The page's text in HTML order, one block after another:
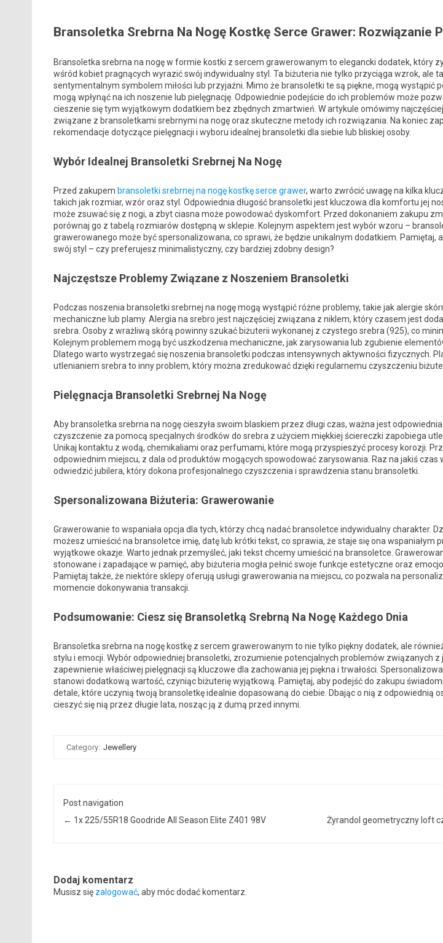
Bransoletka Srebrna Na Nogę Kostkę Serce Grawer: Rozwiązanie
Bransoletka srebrna na nogę w formie kostki z sercem grawerowanym to elegancki dodatek, który
wśród kobiet pragnących wyrazić swój indywidualny styl. Ta biżuteria nie tylko przyciąga wzrok, ale
sentymentalnym symbolem miłości lub przyjaźni. Mimo że bransoletki te są piękne, mogą wystąpić
mogą wpłynąć na ich noszenie lub pielęgnację. Odpowiednie podejście do ich problemów może
cieszenie się tym wyjątkowym dodatkiem bez zbędnych zmartwień. W artykule omówimy
związane z bransoletkami srebrnymi na nogę oraz skuteczne metody ich rozwiązania. Na koniec
rekomendacje dotyczące pielęgnacji i wyboru idealnej bransoletki dla siebie lub bliskiej osoby.
Wybór Idealnej Bransoletki Srebrnej Na Nogę
Przed zakupem bransoletki srebrnej na nogę kostkę serce grawer, warto zwrócić uwagę na kilka
takich jak rozmiar, wzór oraz styl. Odpowiednia długość bransoletki jest kluczowa dla komfortu jej
może zsuwać się z nogi, a zbyt ciasna może powodować dyskomfort. Przed dokonaniem zakupu
porównaj go z tabelą rozmiarów dostępną w sklepie. Kolejnym aspektem jest wybór wzoru –
grawerowanego może być spersonalizowana, co sprawi, że będzie unikalnym dodatkiem. Pamiętaj,
swój styl – czy preferujesz minimalistyczny, czy bardziej zdobny design?
Najczęstsze Problemy Związane z Noszeniem Bransoletki
Podczas noszenia bransoletki srebrnej na nogę mogą wystąpić różne problemy, takie jak alergie
mechaniczne lub plamy. Alergia na srebro jest najczęściej związana z niklem, który czasem jest
srebra. Osoby z wrażliwą skórą powinny szukać biżuterii wykonanej z czystego srebra (925), co
Kolejnym problemem mogą być uszkodzenia mechaniczne, jak zarysowania lub zgubienie
Dlatego warto wystrzegać się noszenia bransoletki podczas intensywnych aktywności fizycznych.
utlenianiem srebra to inny problem, który można zredukować dzięki regularnemu czyszczeniu
Pielęgnacja Bransoletki Srebrnej Na Nogę
Aby bransoletka srebrna na nogę cieszyła swoim blaskiem przez długi czas, ważna jest
czyszczenie za pomocą specjalnych środków do srebra z użyciem miękkiej ściereczki zapobiega
Unikaj kontaktu z wodą, chemikaliami oraz perfumami, które mogą przyspieszyć procesy korozji.
odpowiednim miejscu, z dala od produktów mogących spowodować zarysowania. Raz na jakiś czas
odwiedzić jubilera, który dokona profesjonalnego czyszczenia i sprawdzenia stanu bransoletki.
Spersonalizowana Biżuteria: Grawerowanie
Grawerowanie to wspaniała opcja dla tych, którzy chcą nadać bransoletce indywidualny charakter.
możesz umieścić na bransoletce imię, datę lub krótki tekst, co sprawia, że staje się ona wspaniałym
wyjątkowe okazje. Warto jednak przemyśleć, jaki tekst chcemy umieścić na bransoletce.
stonowane i zapadające w pamięć, aby biżuteria mogła pełnić swoje funkcje estetyczne oraz
Pamiętaj także, że niektóre sklepy oferują usługi grawerowania na miejscu, co pozwala na
momencie dokonywania transakcji.
Podsumowanie: Ciesz się Bransoletką Srebrną Na Nogę Każdego Dnia
Bransoletka srebrna na nogę kostkę z sercem grawerowanym to nie tylko piękny dodatek, ale
stylu i emocji. Wybór odpowiedniej bransoletki, zrozumienie potencjalnych problemów związanych z
zapewnienie właściwej pielęgnacji są kluczowe dla zachowania jej piękna i trwałości.
stanowi dodatkową wartość, czyniąc biżuterię wyjątkową. Pamiętaj, aby podejść do zakupu
detale, które uczynią twoją bransoletkę idealnie dopasowaną do ciebie. Dbając o nią z odpowiednią
cieszyć się nią przez długie lata, nosząc ją z dumą przed innymi.
Category: Jewellery
Post navigation
← 1x 225/55R18 Goodride All Season Elite Z401 98V Żyrandol geometryczny loft
Dodaj komentarz
Musisz się zalogować, aby móc dodać komentarz.